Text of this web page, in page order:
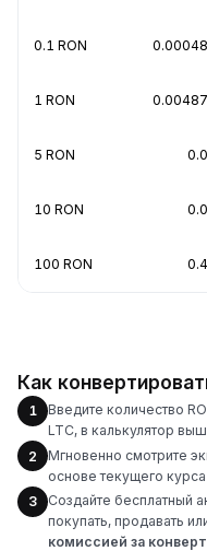
0.1 RON
1 RON
5 RON
10 RON
100 RON
Как
1
Введите количество
LTC, в калькулятор
2
Мгновенно смотрите
основе текущего
3
Создайте бесплатный
покупать, продавать
комиссией за